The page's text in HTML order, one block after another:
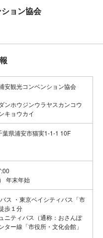
ョン協会
安観光コンベンション協会
ンホウジンウラヤスカンコウ
キョウカイ
県浦安市猫実1-1-1 10F
年末年始
ス ・東京ベイシティバス「市
歩１分
ニティバス（通称：おさんぽ
ター線「市役所・文化会館」